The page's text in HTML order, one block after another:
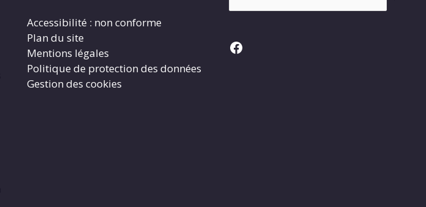
Accessibilité : non conforme
Plan du site
Mentions légales
Politique de protection des données
Gestion des cookies
Facebook